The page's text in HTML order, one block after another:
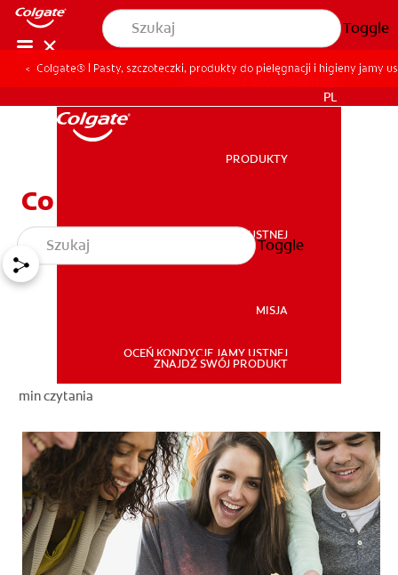
Toggle
ZDROWIE JAMY USTNEJ
ZNAJDŹ SWÓJ PRODUKT
DLA PROFESJONALISTÓW
PL
PL
PRODUKTY
ZDROWIE JAMY USTNEJ
MISJA
OCEŃ KONDYCJĘ JAMY USTNEJ
ZNAJDŹ SWÓJ PRODUKT
Toggle
Colgate® | Pasty, szczoteczki, produkty do pielęgnacji i higieny jamy
Co to są zęby mądrości?
min czytania